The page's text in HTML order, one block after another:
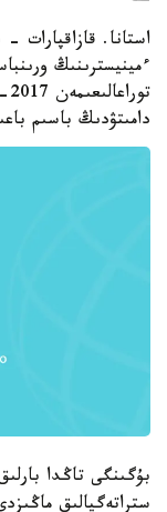
استانا. قازاقپارات
ءمينيسترىنىڭ
دامىتۋدىڭ باسىم
بۇگىنگى تاڭدا
ستراتەگيالىق